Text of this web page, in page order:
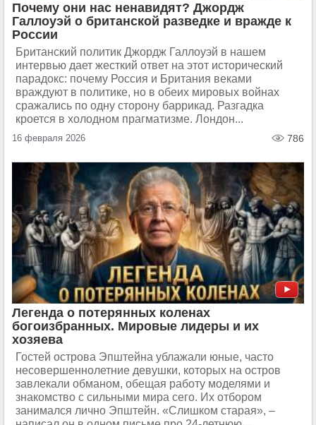
Почему они нас ненавидят? Джордж
Галлоуэй о британской разведке и вражде к
России
Британский политик Джордж Галлоуэй в нашем
интервью дает жесткий ответ на этот исторический
парадокс: почему Россия и Британия веками
враждуют в политике, но в обеих мировых войнах
сражались по одну сторону баррикад. Разгадка
кроется в холодном прагматизме. Лондон...
16 февраля 2026 786
Легенда о потерянных коленах
богоизбранных. Мировые лидеры и их
хозяева
Гостей острова Эпштейна ублажали юные, часто
несовершеннолетние девушки, которых на остров
завлекали обманом, обещая работу моделями и
знакомство с сильными мира сего. Их отбором
занимался лично Эпштейн. «Слишком старая», –